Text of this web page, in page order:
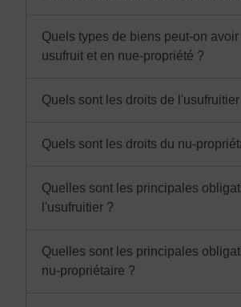
Quels types de biens peut-on avoir
usufruit et en nue-propriété ?
Quels sont les droits de l'usufruitier
Quels sont les droits du nu-
Quelles sont les principales
l'usufruitier ?
Quelles sont les principales
nu-propriétaire ?